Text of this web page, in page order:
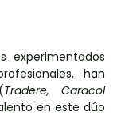
experimentados
han
Tradere, Caracol
en este dúo